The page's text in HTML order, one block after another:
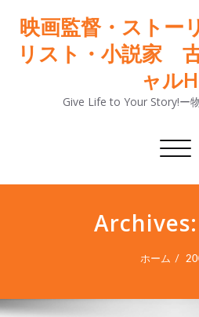
映画監督・ストー
リスト・小説家
ャル
Give Life to Your Story!ー
ナ
ゲ
シ
ョ
ン
切
替
ホーム